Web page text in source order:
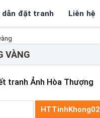
dẫn đặt tranh Liên hệ
VÀNG
tranh Ảnh Hòa Thượng
HTTinhKhong02